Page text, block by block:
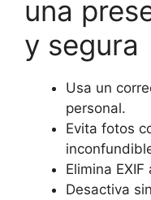
una
y segura
Usa un
personal.
Evita fotos
Elimina
Desactiva